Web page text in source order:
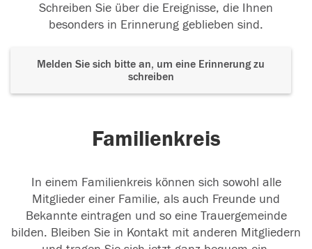
Schreiben Sie über die Ereignisse, die Ihnen
besonders in Erinnerung geblieben sind.
Melden Sie sich bitte an, um eine Erinnerung zu
schreiben
Familienkreis
In einem Familienkreis können sich sowohl alle
Mitglieder einer Familie, als auch Freunde und
Bekannte eintragen und so eine Trauergemeinde
bilden. Bleiben Sie in Kontakt mit anderen Mitgliedern